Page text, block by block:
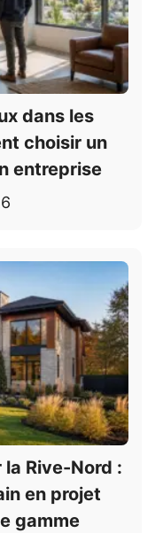
dans les
choisir un
entreprise
Rive-Nord :
en projet
gamme